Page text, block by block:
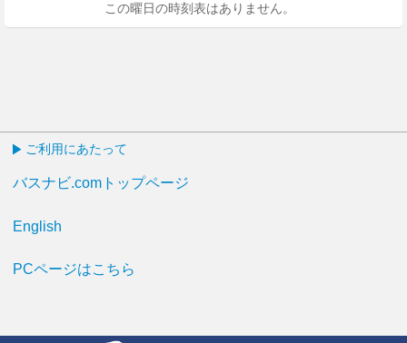
この曜日の時刻表はありません。
ご利用にあたって
バスナビ.comトップページ
English
PCページはこちら